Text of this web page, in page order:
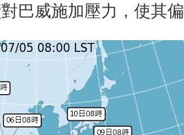
巴威施加壓力，使其偏